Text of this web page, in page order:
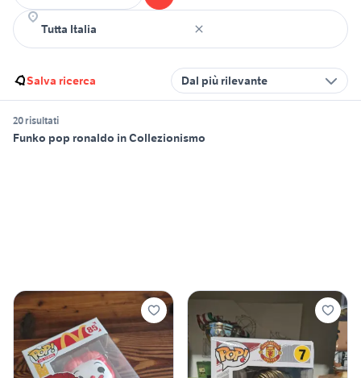
Salva ricerca Dal più rilevante
20 risultati
Funko pop ronaldo in Collezionismo